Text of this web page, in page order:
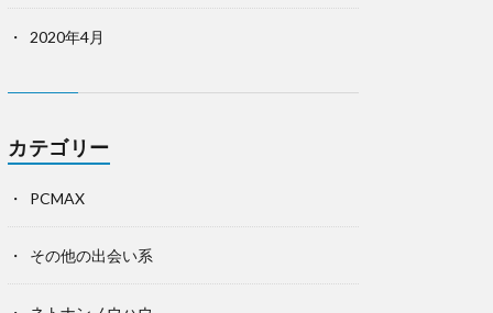
2020年4月
カテゴリー
PCMAX
その他の出会い系